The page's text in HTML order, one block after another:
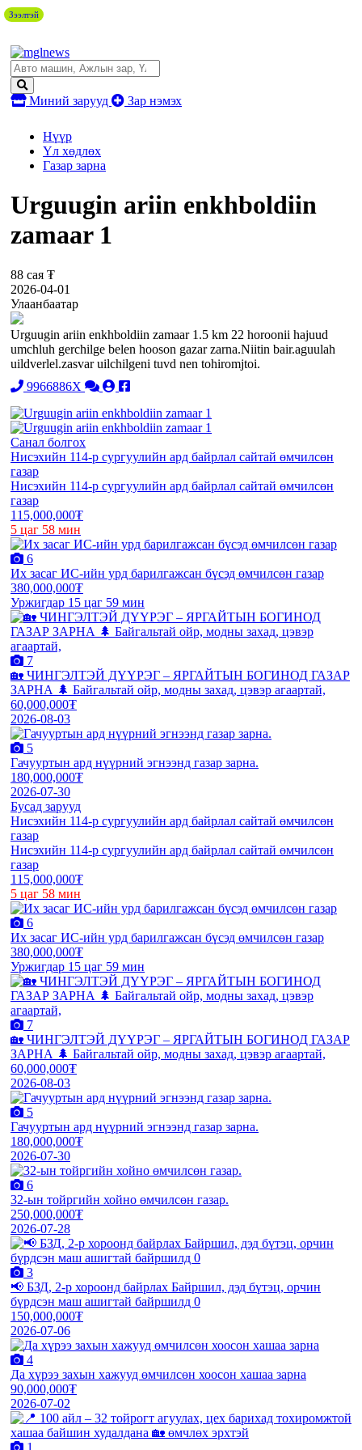
Миний зарууд Зар нэмэх
Нүүр
Үл хөдлөх
Газар зарна
Urguugin ariin enkhboldiin
zamaar 1
88 сая ₮
2026-04-01
Улаанбаатар
Urguugin ariin enkhboldiin zamaar 1.5 km 22 horoonii hajuud
umchluh gerchilge belen hooson gazar zarna.Niitin bair.aguulah
uildverlel.zasvar uilchilgeni tuvd nen tohiromjtoi.
9966886X
Санал болгох
Нисэхийн 114-р сургуулийн ард байрлал сайтай өмчилсөн
газар
Нисэхийн 114-р сургуулийн ард байрлал сайтай өмчилсөн
газар
115,000,000₮
5 цаг 58 мин
6
Их засаг ИС-ийн урд барилгажсан бүсэд өмчилсөн газар
380,000,000₮
Уржигдар 15 цаг 59 мин
7
🏡 ЧИНГЭЛТЭЙ ДҮҮРЭГ – ЯРГАЙТЫН БОГИНОД ГАЗАР
ЗАРНА 🌲 Байгальтай ойр, модны захад, цэвэр агаартай,
60,000,000₮
2026-08-03
5
Гачууртын ард нүүрний эгнээнд газар зарна.
180,000,000₮
2026-07-30
Бусад зарууд
Нисэхийн 114-р сургуулийн ард байрлал сайтай өмчилсөн
газар
Нисэхийн 114-р сургуулийн ард байрлал сайтай өмчилсөн
газар
115,000,000₮
5 цаг 58 мин
6
Их засаг ИС-ийн урд барилгажсан бүсэд өмчилсөн газар
380,000,000₮
Уржигдар 15 цаг 59 мин
7
🏡 ЧИНГЭЛТЭЙ ДҮҮРЭГ – ЯРГАЙТЫН БОГИНОД ГАЗАР
ЗАРНА 🌲 Байгальтай ойр, модны захад, цэвэр агаартай,
60,000,000₮
2026-08-03
5
Гачууртын ард нүүрний эгнээнд газар зарна.
180,000,000₮
2026-07-30
6
32-ын тойргийн хойно өмчилсөн газар.
250,000,000₮
2026-07-28
3
📢 БЗД, 2-р хороонд байрлах Байршил, дэд бүтэц, орчин
бүрдсэн маш ашигтай байршилд 0
150,000,000₮
2026-07-06
4
Да хүрээ захын хажууд өмчилсөн хоосон хашаа зарна
90,000,000₮
2026-07-02
1
Зээлтэй